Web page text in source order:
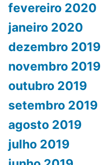
fevereiro 2020
janeiro 2020
dezembro 2019
novembro 2019
outubro 2019
setembro 2019
agosto 2019
julho 2019